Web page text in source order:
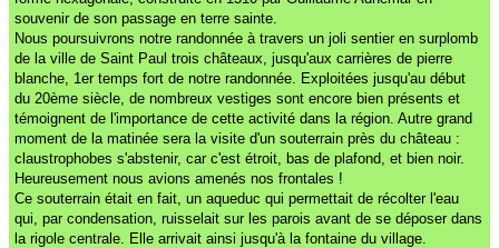
souvenir de son passage en terre sainte.
Nous poursuivrons notre randonnée à travers un joli sentier en surplomb
de la ville de Saint Paul trois châteaux, jusqu'aux carrières de pierre
blanche, 1er temps fort de notre randonnée. Exploitées jusqu'au début
du 20ème siècle, de nombreux vestiges sont encore bien présents et
témoignent de l'importance de cette activité dans la région. Autre grand
moment de la matinée sera la visite d'un souterrain près du château :
claustrophobes s'abstenir, car c'est étroit, bas de plafond, et bien noir.
Heureusement nous avions amenés nos frontales !
Ce souterrain était en fait, un aqueduc qui permettait de récolter l'eau
qui, par condensation, ruisselait sur les parois avant de se déposer dans
la rigole centrale. Elle arrivait ainsi jusqu'à la fontaine du village.